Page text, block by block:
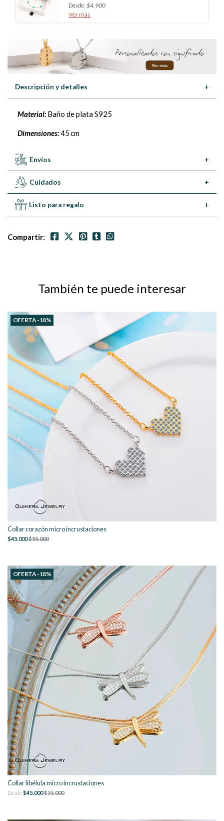
Desde: $4.900
Ver más
Descripción y detalles +
Material:Baño de plata S925
Dimensiones:45 cm
Envíos +
Cuidados +
Listo para regalo +
Compartir:
También te puede interesar
OFERTA -18%
Collar corazón micro incrustaciones
$45.000$55.000
OFERTA -18%
Collar libélula micro incrustaciones
Desde$45.000$55.000